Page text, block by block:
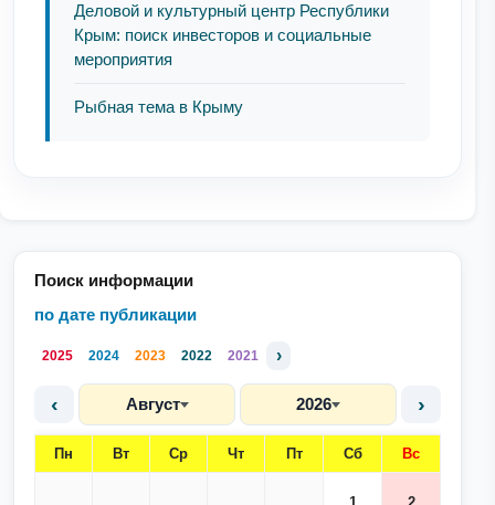
Поиск информации
по дате публикации
2025 2024 2023 2022 2021 ›
‹ Август 2026 ›
Пн Вт Ср Чт Пт Сб Вс
Деловой и культурный центр Республики
Крым: поиск инвесторов и социальные
мероприятия
Рыбная тема в Крыму